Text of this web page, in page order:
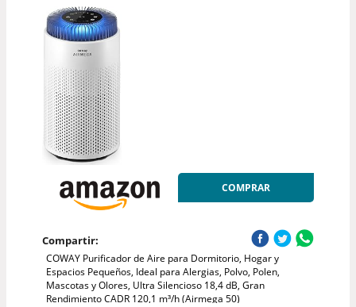
COMPRAR
Compartir:
COWAY Purificador de Aire para Dormitorio, Hogar y
Espacios Pequeños, Ideal para Alergias, Polvo, Polen,
Mascotas y Olores, Ultra Silencioso 18,4 dB, Gran
Rendimiento CADR 120,1 m³/h (Airmega 50)